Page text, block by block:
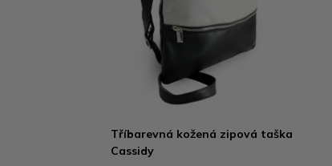
Tříbarevná kožená zipová taška
Cassidy